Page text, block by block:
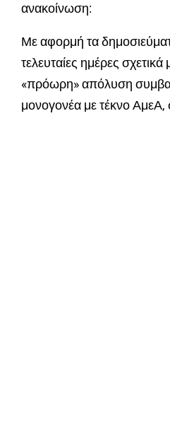
ανακοίνωση:
Με αφορμή τα
τελευταίες ημέρες σχετικά
«πρόωρη» απόλυση
μονογονέα με τέκνο ΑμεΑ,